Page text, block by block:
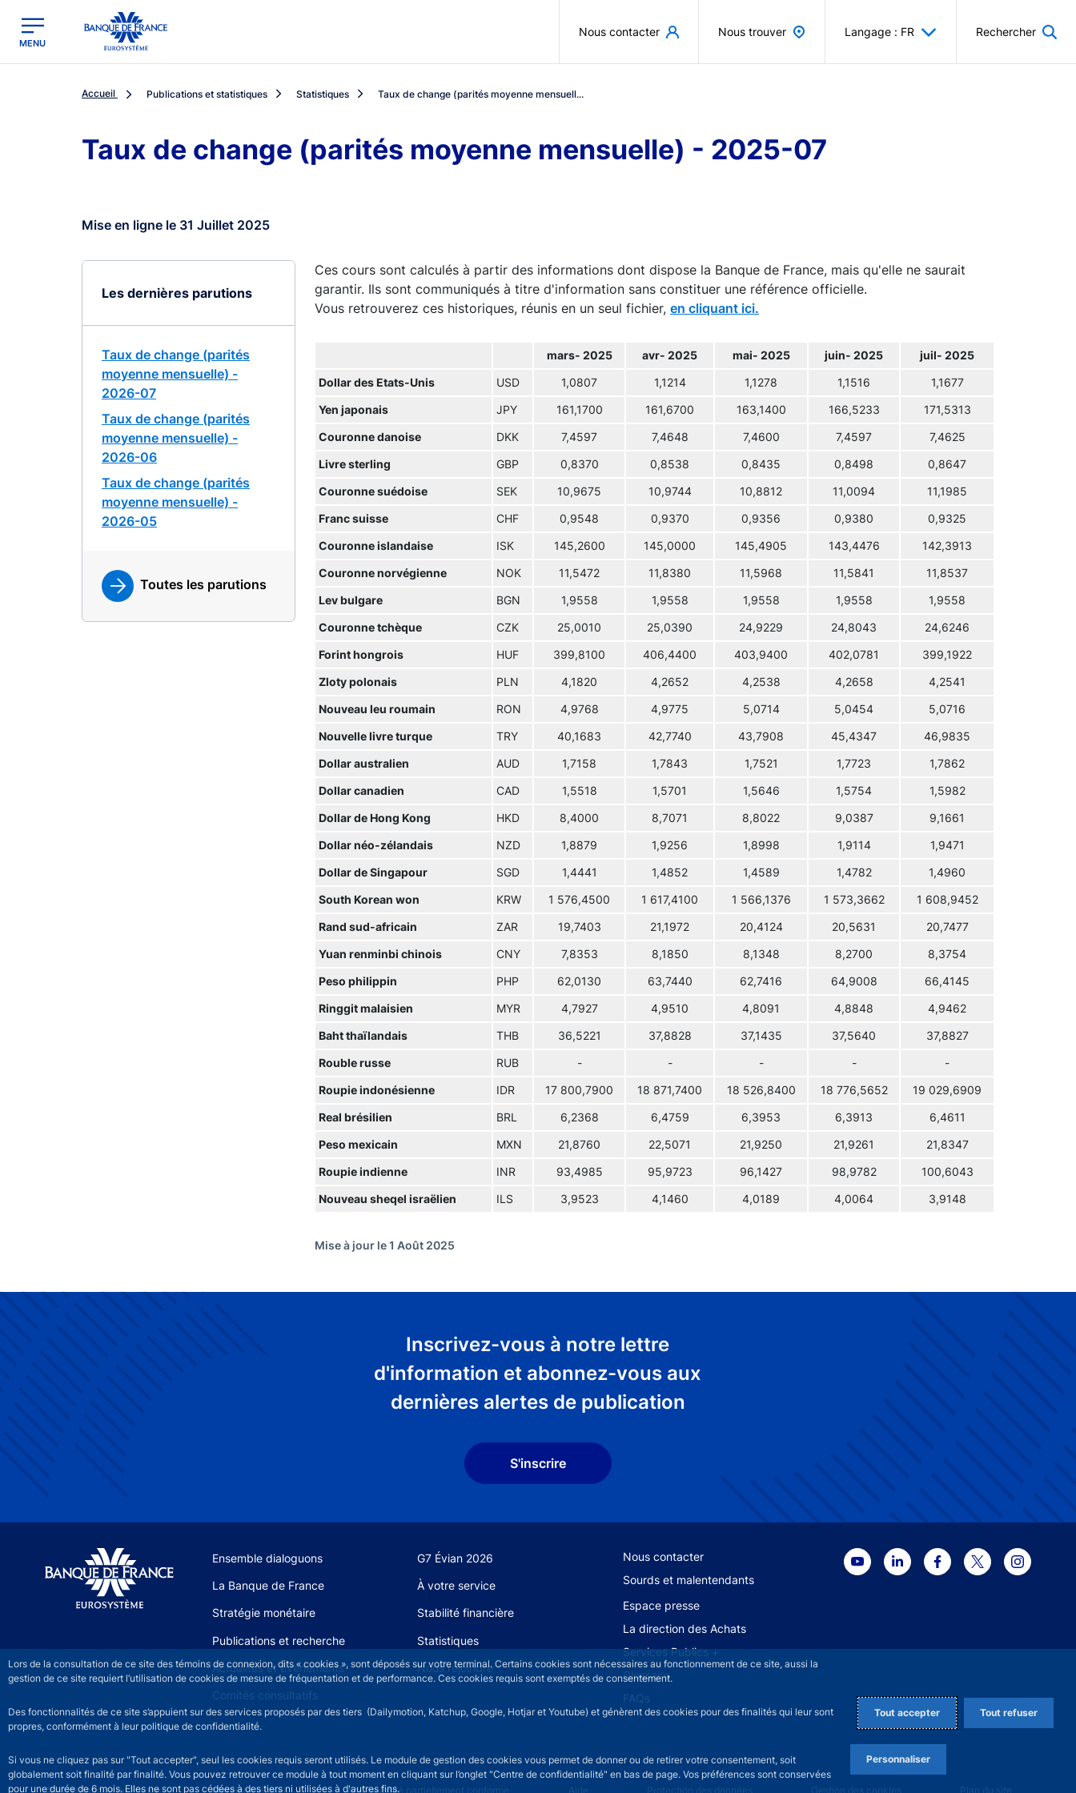
Lors de la consultation de ce site des témoins de connexion, dits « cookies », sont déposés sur votre terminal. Certains cookies sont nécessaires au fonctionnement de ce site, aussi la
gestion de ce site requiert l’utilisation de cookies de mesure de fréquentation et de performance. Ces cookies requis sont exemptés de consentement.
Des fonctionnalités de ce site s’appuient sur des services proposés par des tiers (Dailymotion, Katchup, Google, Hotjar et Youtube) et génèrent des cookies pour des finalités qui leur sont
propres, conformément à leur politique de confidentialité.
Si vous ne cliquez pas sur "Tout accepter", seul les cookies requis seront utilisés. Le module de gestion des cookies vous permet de donner ou de retirer votre consentement, soit
globalement soit finalité par finalité. Vous pouvez retrouver ce module à tout moment en cliquant sur l’onglet "Centre de confidentialité" en bas de page. Vos préférences sont conservées
pour une durée de 6 mois. Elles ne sont pas cédées à des tiers ni utilisées à d'autres fins.
Tout accepter Tout refuser
Personnaliser
Banque de France - Menu Principal
MENU
Nous contacter Nous trouver Langage : FR Rechercher
Accueil Publications et statistiques Statistiques Taux de change (parités moyenne mensuell...
Taux de change (parités moyenne mensuelle) - 2025-07
Mise en ligne le 31 Juillet 2025
Les dernières parutions
Taux de change (parités
moyenne mensuelle) -
2026-07
Taux de change (parités
moyenne mensuelle) -
2026-06
Taux de change (parités
moyenne mensuelle) -
2026-05
Toutes les parutions
Ces cours sont calculés à partir des informations dont dispose la Banque de France, mais qu'elle ne saurait
garantir. Ils sont communiqués à titre d'information sans constituer une référence officielle.
Vous retrouverez ces historiques, réunis en un seul fichier, en cliquant ici.
mars- 2025 avr- 2025 mai- 2025 juin- 2025 juil- 2025
Dollar des Etats-Unis USD 1,0807 1,1214 1,1278 1,1516 1,1677
Yen japonais JPY 161,1700 161,6700 163,1400 166,5233 171,5313
Couronne danoise DKK 7,4597 7,4648 7,4600 7,4597 7,4625
Livre sterling GBP 0,8370 0,8538 0,8435 0,8498 0,8647
Couronne suédoise SEK 10,9675 10,9744 10,8812 11,0094 11,1985
Franc suisse CHF 0,9548 0,9370 0,9356 0,9380 0,9325
Couronne islandaise ISK 145,2600 145,0000 145,4905 143,4476 142,3913
Couronne norvégienne NOK 11,5472 11,8380 11,5968 11,5841 11,8537
Lev bulgare BGN 1,9558 1,9558 1,9558 1,9558 1,9558
Couronne tchèque CZK 25,0010 25,0390 24,9229 24,8043 24,6246
Forint hongrois HUF 399,8100 406,4400 403,9400 402,0781 399,1922
Zloty polonais PLN 4,1820 4,2652 4,2538 4,2658 4,2541
Nouveau leu roumain RON 4,9768 4,9775 5,0714 5,0454 5,0716
Nouvelle livre turque TRY 40,1683 42,7740 43,7908 45,4347 46,9835
Dollar australien AUD 1,7158 1,7843 1,7521 1,7723 1,7862
Dollar canadien CAD 1,5518 1,5701 1,5646 1,5754 1,5982
Dollar de Hong Kong HKD 8,4000 8,7071 8,8022 9,0387 9,1661
Dollar néo-zélandais NZD 1,8879 1,9256 1,8998 1,9114 1,9471
Dollar de Singapour SGD 1,4441 1,4852 1,4589 1,4782 1,4960
South Korean won KRW 1 576,4500 1 617,4100 1 566,1376 1 573,3662 1 608,9452
Rand sud-africain ZAR 19,7403 21,1972 20,4124 20,5631 20,7477
Yuan renminbi chinois CNY 7,8353 8,1850 8,1348 8,2700 8,3754
Peso philippin PHP 62,0130 63,7440 62,7416 64,9008 66,4145
Ringgit malaisien MYR 4,7927 4,9510 4,8091 4,8848 4,9462
Baht thaïlandais THB 36,5221 37,8828 37,1435 37,5640 37,8827
Rouble russe RUB - - - - -
Roupie indonésienne IDR 17 800,7900 18 871,7400 18 526,8400 18 776,5652 19 029,6909
Real brésilien BRL 6,2368 6,4759 6,3953 6,3913 6,4611
Peso mexicain MXN 21,8760 22,5071 21,9250 21,9261 21,8347
Roupie indienne INR 93,4985 95,9723 96,1427 98,9782 100,6043
Nouveau sheqel israëlien ILS 3,9523 4,1460 4,0189 4,0064 3,9148
Mise à jour le 1 Août 2025
Inscrivez-vous à notre lettre
d'information et abonnez-vous aux
dernières alertes de publication
S'inscrire
Site navigation
Ensemble dialoguons G7 Évian 2026
La Banque de France À votre service
Stratégie monétaire Stabilité financière
Publications et recherche Statistiques
Actualités et événements Nous rejoindre
Comités consultatifs
Footer secondary menu
Nous contacter
Sourds et malentendants
Espace presse
La direction des Achats
Services Publics +
Glossaire
FAQs
©2026 Banque de France Mentions légales Accessibilité partiellement conforme Aide Protection des données Gestion des cookies Plan du site